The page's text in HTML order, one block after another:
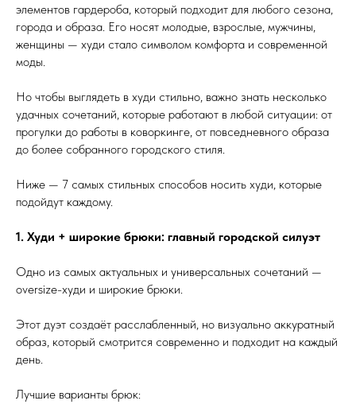
элементов гардероба, который подходит для любого сезона,
города и образа. Его носят молодые, взрослые, мужчины,
женщины — худи стало символом комфорта и современной
моды.
Но чтобы выглядеть в худи стильно, важно знать несколько
удачных сочетаний, которые работают в любой ситуации: от
прогулки до работы в коворкинге, от повседневного образа
до более собранного городского стиля.
Ниже — 7 самых стильных способов носить худи, которые
подойдут каждому.
1. Худи + широкие брюки: главный городской силуэт
Одно из самых актуальных и универсальных сочетаний —
oversize-худи и широкие брюки.
Этот дуэт создаёт расслабленный, но визуально аккуратный
образ, который смотрится современно и подходит на каждый
день.
Лучшие варианты брюк: